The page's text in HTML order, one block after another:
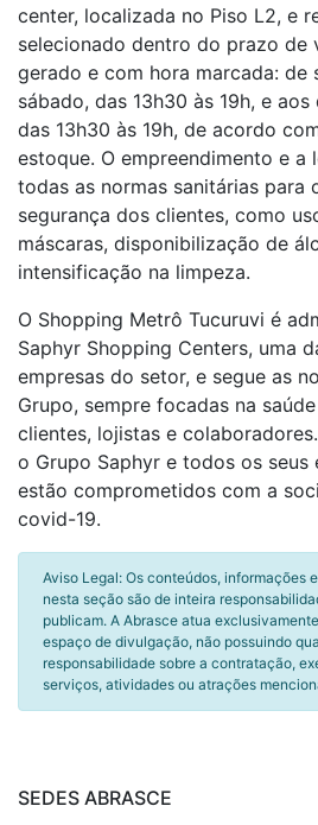
center, localizada no Piso L2, e
selecionado dentro do prazo de
gerado e com hora marcada: de
sábado, das 13h30 às 19h, e
das 13h30 às 19h, de acordo
estoque. O empreendimento e a
todas as normas sanitárias para
segurança dos clientes, como
máscaras, disponibilização de
intensificação na limpeza.
O Shopping Metrô Tucuruvi é
Saphyr Shopping Centers, uma
empresas do setor, e segue as
Grupo, sempre focadas na
clientes, lojistas e
o Grupo Saphyr e todos os seus
estão comprometidos com a
covid-19.
Aviso Legal: Os conteúdos, informações
nesta seção são de inteira
publicam. A Abrasce atua
espaço de divulgação, não possuindo
responsabilidade sobre a contratação,
serviços, atividades ou atrações
SEDES ABRASCE